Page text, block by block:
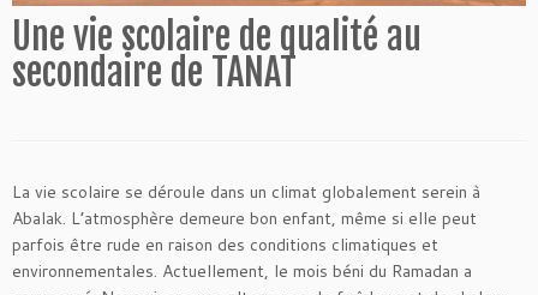
Une vie scolaire de qualité au
secondaire de TANAT
La vie scolaire se déroule dans un climat globalement serein à
Abalak. L’atmosphère demeure bon enfant, même si elle peut
parfois être rude en raison des conditions climatiques et
environnementales. Actuellement, le mois béni du Ramadan a